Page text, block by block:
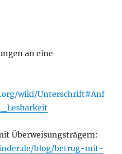
an eine
wiki/Unterschrift#Anf
Über­wei­sungs­trä­gern:
blog/betrug-mit-